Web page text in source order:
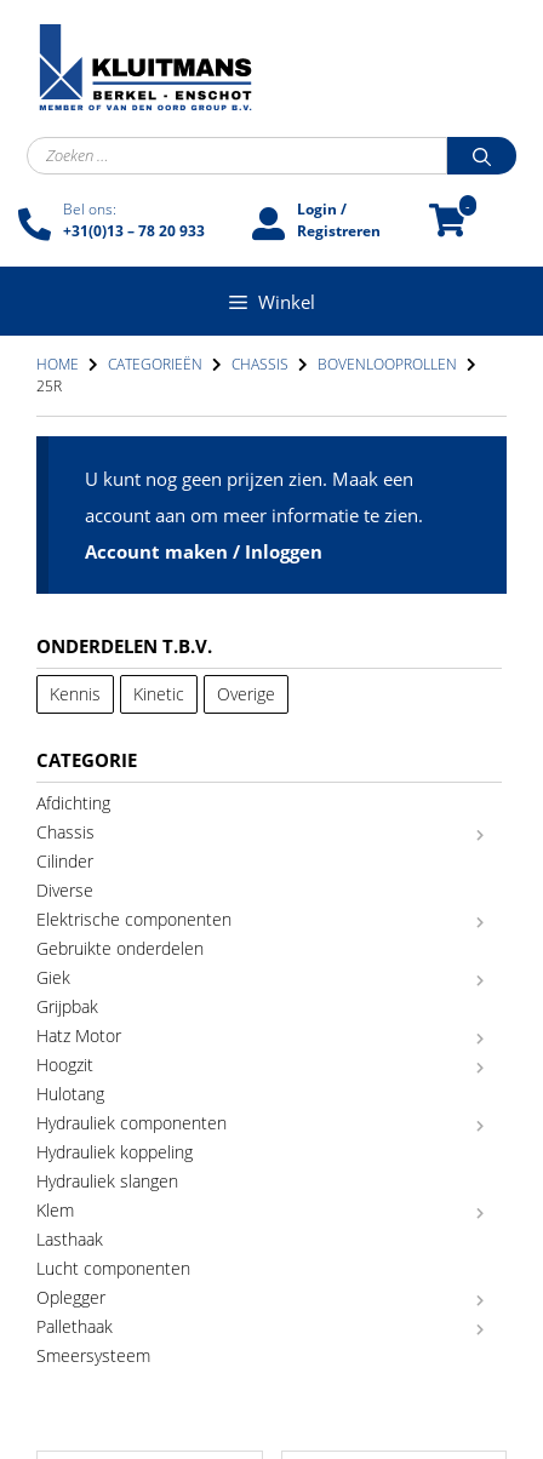
inhoud
Zoek
naar:
Bel ons:
+31(0)13 – 78 20 933
Login /
Registreren
-
Winkel
HOME CATEGORIEËN CHASSIS
BOVENLOOPROLLEN
25R
Account maken / Inloggen
U kunt nog geen prijzen zien. Maak een
account aan om meer informatie te zien.
ONDERDELEN T.B.V.
Kennis Kinetic Overige
CATEGORIE
Afdichting
Chassis
Cilinder
Diverse
Elektrische componenten
Gebruikte onderdelen
Giek
Grijpbak
Hatz Motor
Hoogzit
Hulotang
Hydrauliek componenten
Hydrauliek koppeling
Hydrauliek slangen
Klem
Lasthaak
Lucht componenten
Oplegger
Pallethaak
Smeersysteem